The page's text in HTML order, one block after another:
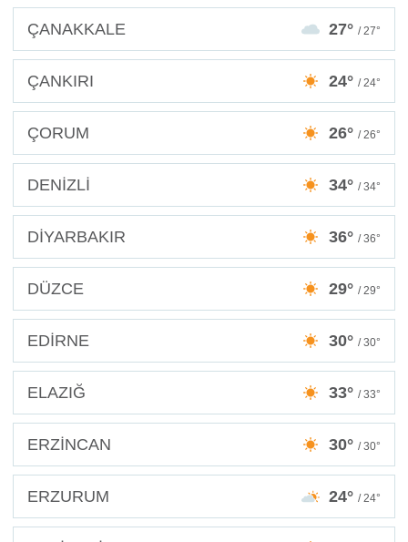
ÇANAKKALE 27° / 27°
ÇANKIRI 24° / 24°
ÇORUM 26° / 26°
DENİZLİ 34° / 34°
DİYARBAKIR 36° / 36°
DÜZCE 29° / 29°
EDİRNE 30° / 30°
ELAZIĞ 33° / 33°
ERZİNCAN 30° / 30°
ERZURUM 24° / 24°